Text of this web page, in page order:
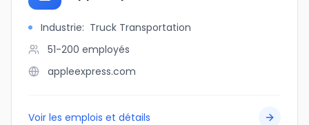
Industrie: Truck Transportation
51-200 employés
appleexpress.com
Voir les emplois et détails